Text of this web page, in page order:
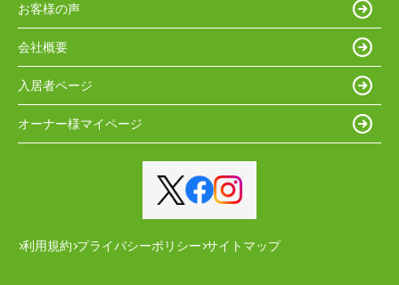
お客様の声
会社概要
入居者ページ
オーナー様マイページ
利用規約 プライバシーポリシー サイトマップ